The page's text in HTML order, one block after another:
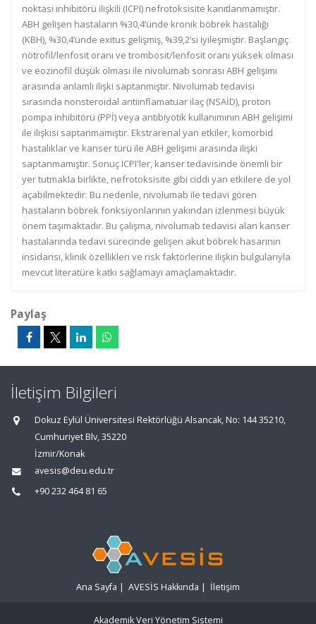
noktası inhibitörü ilişkili (ICPI) nefrotoksisite kanıtlanmamıştır.
ABH gelişen hastaların %30,4’ünde kronik böbrek hastalığı
(KBH), %30,4’ünde exitus gelişmiş, %39,2’si iyileşmiştir. Başlangıç
nötrofil/lenfosit oranı ve trombosit/lenfosit oranı yüksek olması
ve eozinofil düşük olması ile nivolumab sonrası ABH gelişimi
arasında anlamlı ilişki saptanmıştır. Nivolumab tedavisi
sırasında nonsteroidal antiinflamatuar ilaç (NSAİD), proton
pompa inhibitörü (PPİ) veya antibiyotik kullanımının ABH gelişimi
ile ilişkisi saptanmamıştır. Ekstrarenal yan etkiler, komorbid
hastalıklar ve kanser türü ile ABH gelişimi arasında ilişki
saptanmamıştır. Sonuç ICPI'ler, kanser tedavisinde önemli bir
yer tutmakla birlikte, nefrotoksisite gibi ciddi yan etkilere de yol
açabilmektedir. Bu nedenle, nivolumab ile tedavi gören
hastaların böbrek fonksiyonlarının yakından izlenmesi büyük
önem taşımaktadır. Bu çalışma, nivolumab tedavisi alan kanser
hastalarında tedavi sürecinde gelişen akut böbrek hasarının
insidansı, klinik özellikleri ve risk faktörlerine ilişkin bulgularıyla
mevcut literatüre katkı sağlamayı amaçlamaktadır.
Paylaş
İletişim Bilgileri
Dokuz Eylül Üniversitesi Rektörlüğü Alsancak, No: 144 35210,
Cumhuriyet Blv, 35220
İzmir/Konak
avesis@deu.edu.tr
+90 232 464 81 65
Ana Sayfa | AVESİS Hakkında | İletişim
Akademik Veri Yönetim Sistemi